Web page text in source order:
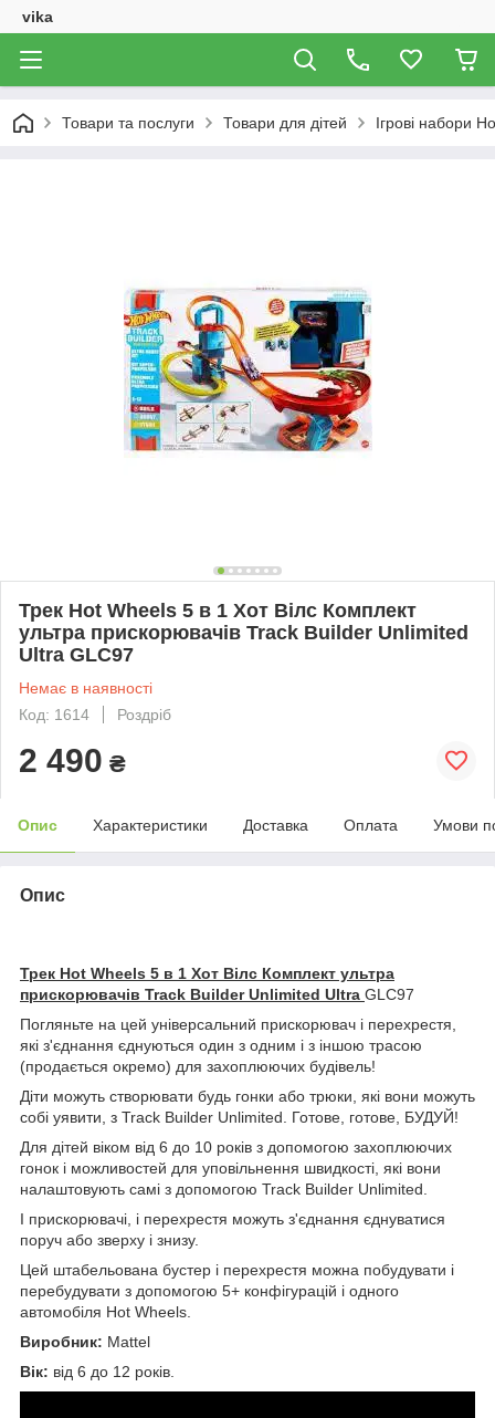
vika
Товари та послуги Товари для дітей Ігрові набори
Трек Hot Wheels 5 в 1 Хот Вілс Комплект
ультра прискорювачів Track Builder Unlimited
Ultra GLC97
Немає в наявності
Код: 1614
Роздріб
2 490 ₴
Опис Характеристики Доставка Оплата Умови
Опис
Трек Hot Wheels 5 в 1 Хот Вілс Комплект ультра
прискорювачів Track Builder Unlimited Ultra GLC97
Погляньте на цей універсальний прискорювач і перехрестя,
які з'єднання єднуються один з одним і з іншою трасою
(продається окремо) для захоплюючих будівель!
Діти можуть створювати будь гонки або трюки, які вони можуть
собі уявити, з Track Builder Unlimited. Готове, готове, БУДУЙ!
Для дітей віком від 6 до 10 років з допомогою захоплюючих
гонок і можливостей для уповільнення швидкості, які вони
налаштовують самі з допомогою Track Builder Unlimited.
І прискорювачі, і перехрестя можуть з'єднання єднуватися
поруч або зверху і знизу.
Цей штабельована бустер і перехрестя можна побудувати і
перебудувати з допомогою 5+ конфігурацій і одного
автомобіля Hot Wheels.
Виробник: Mattel
Вік: від 6 до 12 років.